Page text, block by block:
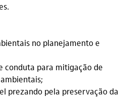
no planejamento e
conduta para mitigação de
prezando pela preservação da